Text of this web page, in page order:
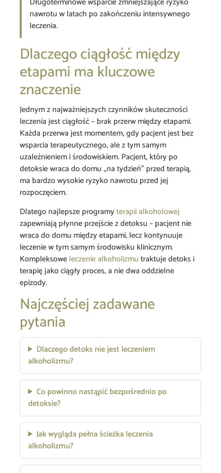
nawrotu w latach po zakończeniu intensywnego
leczenia.
Dlaczego ciągłość między
etapami ma kluczowe
znaczenie
Jednym z najważniejszych czynników skuteczności
leczenia jest ciągłość – brak przerw między etapami.
Każda przerwa jest momentem, gdy pacjent jest bez
wsparcia terapeutycznego, ale z tym samym
uzależnieniem i środowiskiem. Pacjent, który po
detoksie wraca do domu „na tydzień” przed terapią,
ma bardzo wysokie ryzyko nawrotu przed jej
rozpoczęciem.
Dlatego najlepsze programyterapii alkoholowej
zapewniają płynne przejście z detoksu – pacjent nie
wraca do domu między etapami, lecz kontynuuje
leczenie w tym samym środowisku klinicznym.
Kompleksoweleczenie alkoholizmutraktuje detoks i
terapię jako ciągły proces, a nie dwa oddzielne
epizody.
Najczęściej zadawane
pytania
Dlaczego detoks nie jest leczeniem
alkoholizmu?
Co powinno nastąpić bezpośrednio po
detoksie?
Jak wygląda pełna ścieżka leczenia
alkoholizmu?